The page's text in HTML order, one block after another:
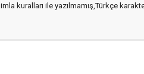
kuralları ile yazılmamış,Türkçe